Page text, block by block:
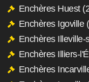
Enchères Huest
Enchères Igoville
Enchères
Enchères Illiers-
Enchères